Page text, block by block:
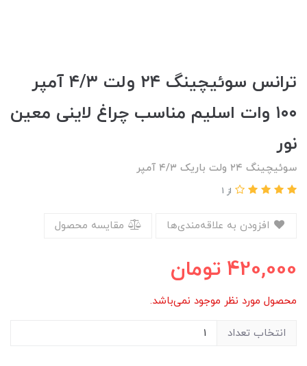
ترانس سوئیچینگ‌ ۲۴ ولت ۴/۳ آمپر
۱۰۰ وات اسلیم مناسب چراغ لاینی معین
نور
سوئیچینگ ۲۴ ولت باریک ۴/۳ آمپر
از 1
مقایسه محصول
420,000 تومان
محصول مورد نظر موجود نمی‌باشد.
انتخاب تعداد